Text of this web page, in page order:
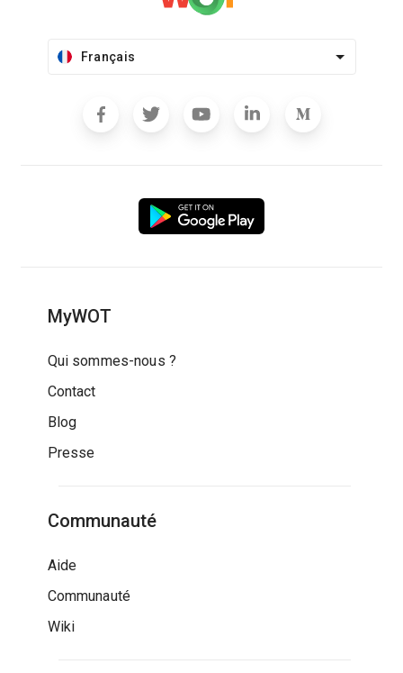
Français
MyWOT
Qui sommes-nous ?
Contact
Blog
Presse
Communauté
Aide
Communauté
Wiki